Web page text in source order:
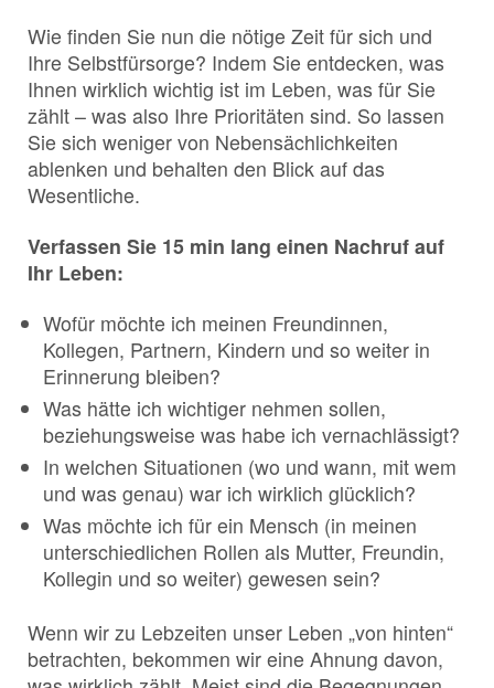
Wie finden Sie nun die nötige Zeit für sich und
Ihre Selbstfürsorge? Indem Sie entdecken, was
Ihnen wirklich wichtig ist im Leben, was für Sie
zählt – was also Ihre Prioritäten sind. So lassen
Sie sich weniger von Nebensächlichkeiten
ablenken und behalten den Blick auf das
Wesentliche.
Verfassen Sie 15 min lang einen Nachruf auf
Ihr Leben:
Wofür möchte ich meinen Freundinnen,
Kollegen, Partnern, Kindern und so weiter in
Erinnerung bleiben?
Was hätte ich wichtiger nehmen sollen,
beziehungsweise was habe ich vernachlässigt?
In welchen Situationen (wo und wann, mit wem
und was genau) war ich wirklich glücklich?
Was möchte ich für ein Mensch (in meinen
unterschiedlichen Rollen als Mutter, Freundin,
Kollegin und so weiter) gewesen sein?
Wenn wir zu Lebzeiten unser Leben „von hinten“
betrachten, bekommen wir eine Ahnung davon,